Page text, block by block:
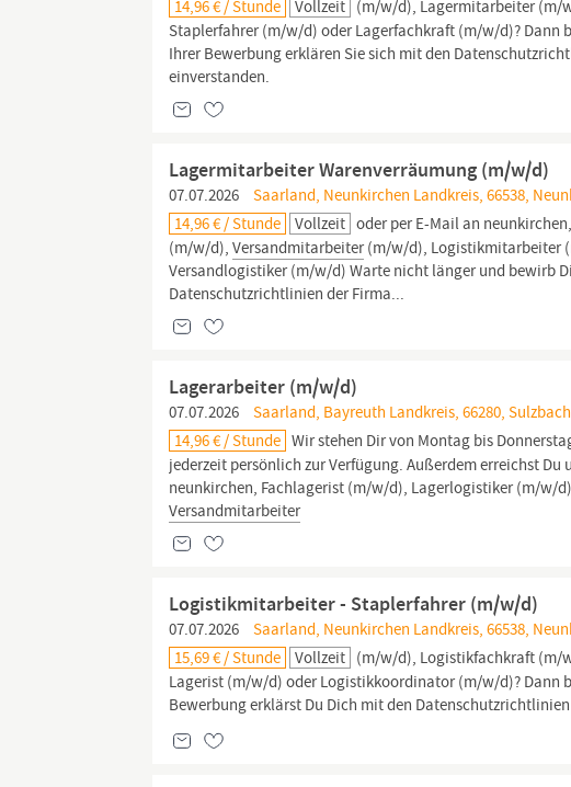
14,96 € / Stunde
Vollzeit (m/w/d), Lagermitarbeiter
Staplerfahrer (m/w/d) oder Lagerfachkraft (m/w/d)? Dann
Ihrer Bewerbung erklären Sie sich mit den
einverstanden.
Lagermitarbeiter Warenverräumung (m/w/d)
07.07.2026
Saarland, Neunkirchen Landkreis, 66538,
14,96 € / Stunde
Vollzeit oder per E-Mail an
(m/w/d),Versandmitarbeiter(m/w/d), Logistikmitarbeiter
Versandlogistiker (m/w/d) Warte nicht länger und bewirb
Datenschutzrichtlinien der Firma...
Lagerarbeiter (m/w/d)
07.07.2026
Saarland, Bayreuth Landkreis, 66280, Sulzbach
14,96 € / Stunde Wir stehen Dir von Montag bis
jederzeit persönlich zur Verfügung. Außerdem erreichst Du
neunkirchen, Fachlagerist (m/w/d), Lagerlogistiker (m/
Versandmitarbeiter
Logistikmitarbeiter - Staplerfahrer (m/w/d)
07.07.2026
Saarland, Neunkirchen Landkreis, 66538,
15,69 € / Stunde
Vollzeit (m/w/d), Logistikfachkraft (m/
Lagerist (m/w/d) oder Logistikkoordinator (m/w/d)? Dann
Bewerbung erklärst Du Dich mit den